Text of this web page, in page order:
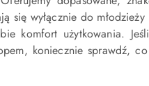
się wyłącznie do
komfort użytkowania.
koniecznie sprawdź,